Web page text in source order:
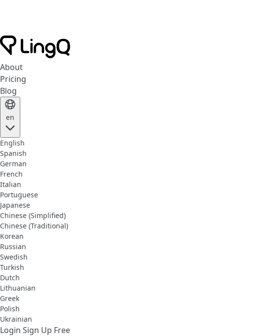
About
Pricing
Blog
en
English
Spanish
German
French
Italian
Portuguese
Japanese
Chinese (Simplified)
Chinese (Traditional)
Korean
Russian
Swedish
Turkish
Dutch
Lithuanian
Greek
Polish
Ukrainian
Login Sign Up Free